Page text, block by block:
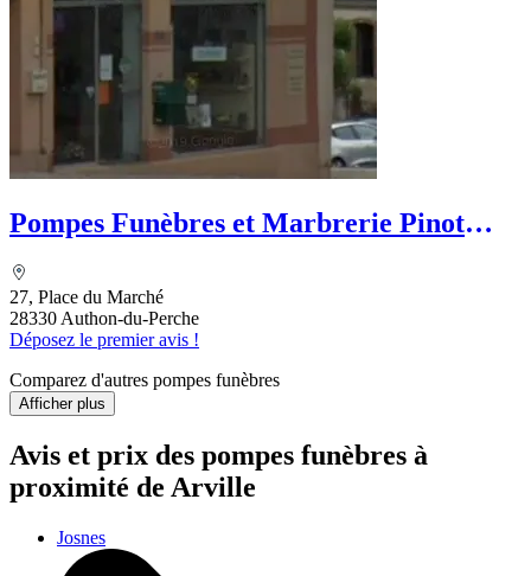
Pompes Funèbres et Marbrerie Pinot
27, Place du Marché
28330 Authon-du-Perche
Déposez le premier avis !
Comparez d'autres pompes funèbres
Afficher plus
Avis et prix des pompes funèbres à
proximité de Arville
Josnes